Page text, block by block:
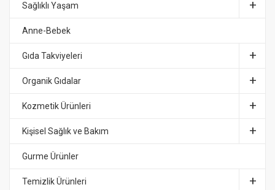
Sağlıklı Yaşam
Anne-Bebek
Gıda Takviyeleri
Organik Gıdalar
Kozmetik Ürünleri
Kişisel Sağlık ve Bakım
Gurme Ürünler
Temizlik Ürünleri